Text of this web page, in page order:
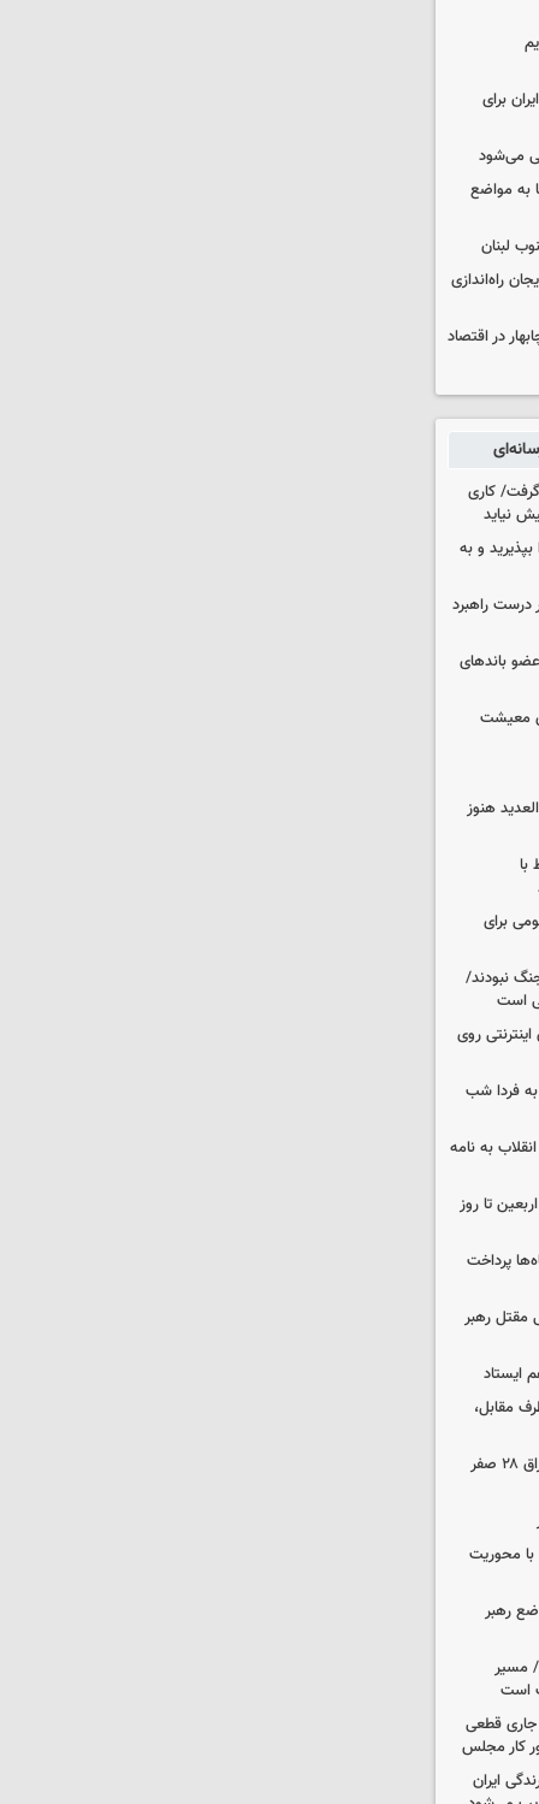
برای
می‌شود
به مواضع
لبنان
راه‌اندازی
در اقتصاد
گرفت/ کاری
نیاید
و به
درست راهبرد
اطلاعات: ۲۱ عامل موساد و ۴ عضو باندهای
معیشت
هنوز
با
برای
نبودند/
است
روی
فردا شب
به نامه
تا روز
پرداخت
مقتل رهبر
ایستاد
مقابل،
مهاجرانی: تردد از گذرگاه چیلات به عراق ۲۸ صفر
با محوریت
رهبر
مسیر
است
جاری قطعی
کار مجلس
ایران